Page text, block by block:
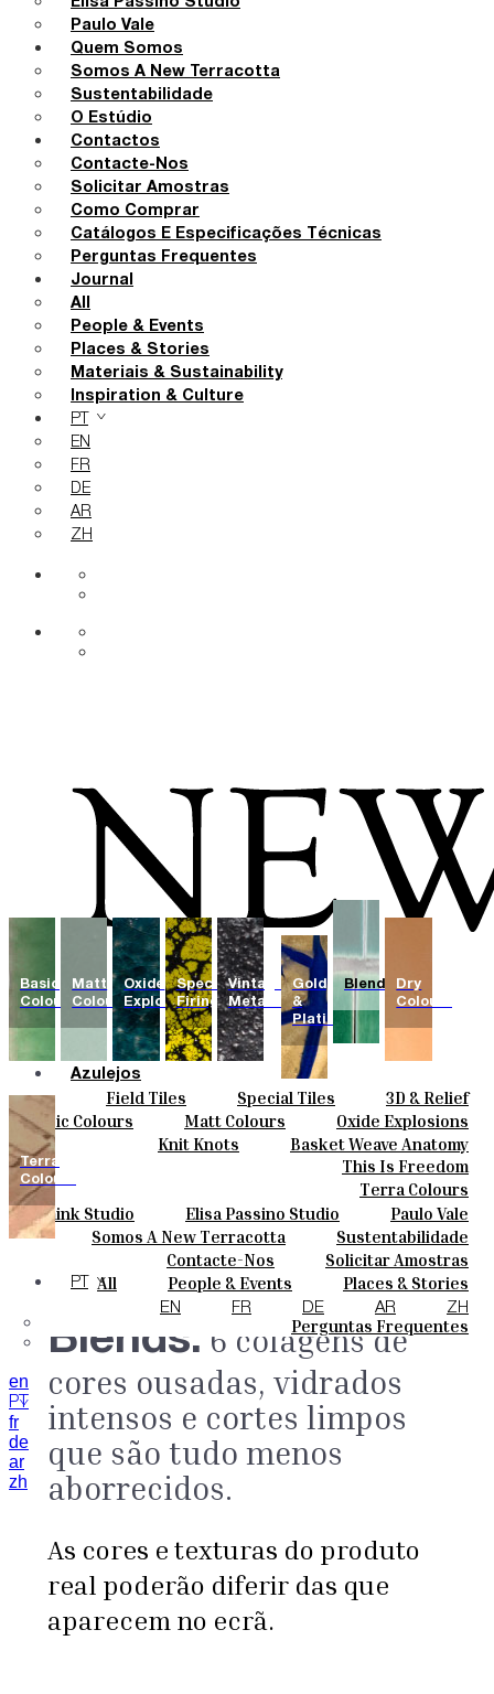
Paulo Vale
Quem Somos
Somos A New Terracotta
Sustentabilidade
O Estúdio
Contactos
Contacte-Nos
Solicitar Amostras
Como Comprar
Catálogos E Especificações Técnicas
Perguntas Frequentes
Journal
All
People & Events
Places & Stories
Materiais & Sustainability
Inspiration & Culture
PT
EN
FR
DE
AR
ZH
Azulejos
Field Tiles Special Tiles
3D & Relief
Hand Painted
Bold Pattern
Parquet Bisque
Natural Cotto
Smink Studio
Elisa Passino
Paulo Vale
Cores
Basic Colours Matt Colours
Oxide Explosions
Special Firing
Vintage Metallics
Dry Colours
Terra Colours
Cerâmicas
Knit Knots
Basket Weave Anatomy
This Is Freedom
Personalizar
Designers
Smink Studio Elisa Passino Studio Paulo Vale
Quem Somos
Somos A New Terracotta
Sustentabilidade
O Estúdio
Contactos
Contacte-Nos
Solicitar Amostras
Como Comprar
Catálogos E Especificações Técnicas
Perguntas Frequentes
All People & Events
Places & Stories
Materiais & Sustainability
Inspiration & Culture
PT
EN FR DE AR ZH
en
PT
fr
de
ar
zh
Basic
Colours
Matt
Colours
Oxide
Explosions
Special
Firing
Vintage
Metallics
Gold
&
Platinum
Blends
Dry
Colours
Terra
Colours
Blends. 6 colagens de
cores ousadas, vidrados
intensos e cortes limpos
que são tudo menos
aborrecidos.
As cores e texturas do produto
real poderão diferir das que
aparecem no ecrã.